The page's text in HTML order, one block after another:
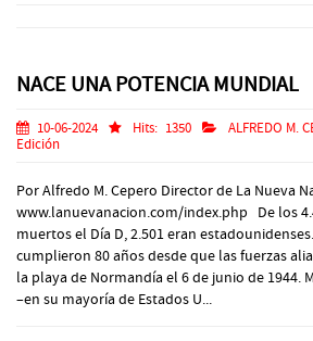
NACE UNA POTENCIA MUNDIAL
10-06-2024 Hits: 1350 ALFREDO M.
Edición
Por Alfredo M. Cepero Director de La Nueva
www.lanuevanacion.com/index.php De los
muertos el Día D, 2.501 eran
cumplieron 80 años desde que las fuerzas
la playa de Normandía el 6 de junio de 1944.
–en su mayoría de Estados U...